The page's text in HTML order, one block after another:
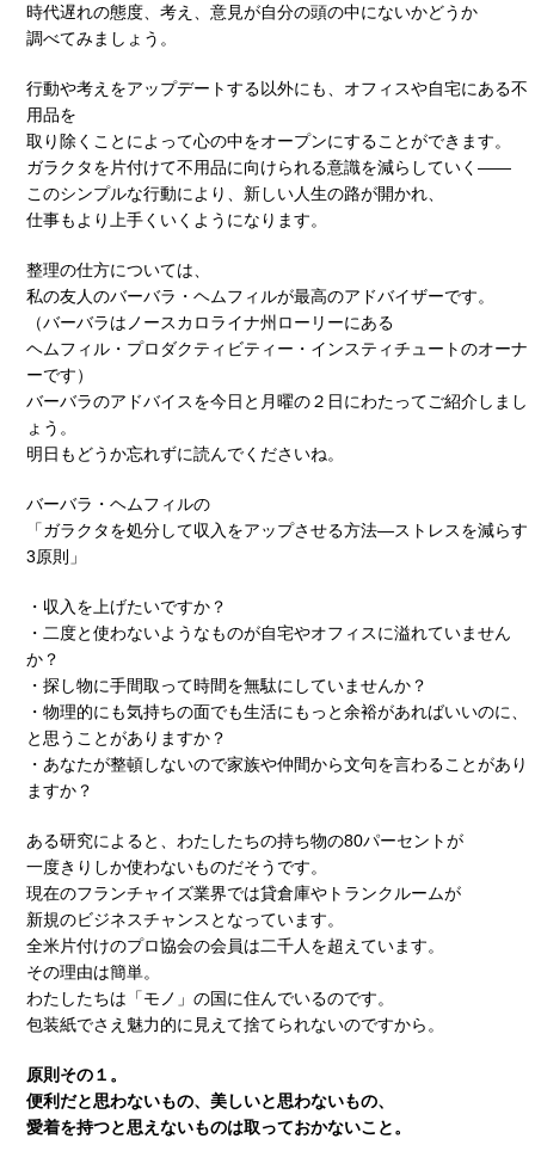
時代遅れの態度、考え、意見が自分の頭の中にないかどうか
調べてみましょう。
行動や考えをアップデートする以外にも、オフィスや自宅にある不
用品を
取り除くことによって心の中をオープンにすることができます。
ガラクタを片付けて不用品に向けられる意識を減らしていく――
このシンプルな行動により、新しい人生の路が開かれ、
仕事もより上手くいくようになります。
整理の仕方については、
私の友人のバーバラ・ヘムフィルが最高のアドバイザーです。
（バーバラはノースカロライナ州ローリーにある
ヘムフィル・プロダクティビティー・インスティチュートのオーナ
ーです）
バーバラのアドバイスを今日と月曜の２日にわたってご紹介しまし
ょう。
明日もどうか忘れずに読んでくださいね。
バーバラ・ヘムフィルの
「ガラクタを処分して収入をアップさせる方法―ストレスを減らす
3原則」
・収入を上げたいですか？
・二度と使わないようなものが自宅やオフィスに溢れていません
か？
・探し物に手間取って時間を無駄にしていませんか？
・物理的にも気持ちの面でも生活にもっと余裕があればいいのに、
と思うことがありますか？
・あなたが整頓しないので家族や仲間から文句を言わることがあり
ますか？
ある研究によると、わたしたちの持ち物の80パーセントが
一度きりしか使わないものだそうです。
現在のフランチャイズ業界では貸倉庫やトランクルームが
新規のビジネスチャンスとなっています。
全米片付けのプロ協会の会員は二千人を超えています。
その理由は簡単。
わたしたちは「モノ」の国に住んでいるのです。
包装紙でさえ魅力的に見えて捨てられないのですから。
原則その１。
便利だと思わないもの、美しいと思わないもの、
愛着を持つと思えないものは取っておかないこと。